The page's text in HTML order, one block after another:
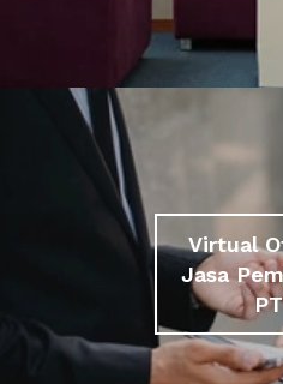
Virtual
Jasa
PT